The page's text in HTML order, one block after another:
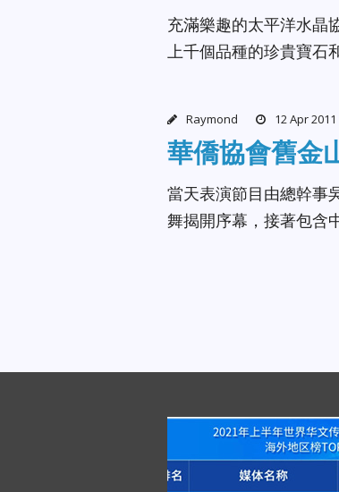
充滿樂趣的太平洋水晶
上千個品種的珍貴寶石
Raymond 12 Apr 2011
華僑協會舊金
當天表演節目由總幹事
舞揭開序幕，接著包含